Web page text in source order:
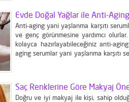
Evde Doğal Yağlar ile Anti-Aging
Anti-aging yani yaşlanma karşıtı
ve genç görünmesine yardımcı
kolayca hazırlayabileceğiniz anti-
aging serumlar yani yaşlanma karşıtı
Saç Renklerine Göre Makyaj
Doğru ve iyi makyaj ile kişi, sahip